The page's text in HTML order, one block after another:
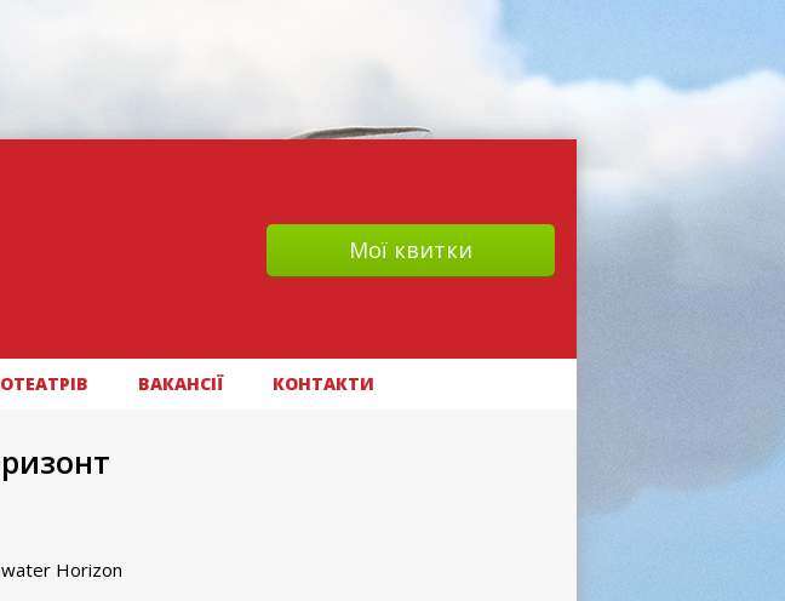
Мої квитки
ВАКАНСІЇ КОНТАКТИ
Horizon